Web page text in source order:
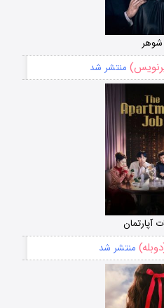
شوهر
منتشر شد
آپارتمان
منتشر شد